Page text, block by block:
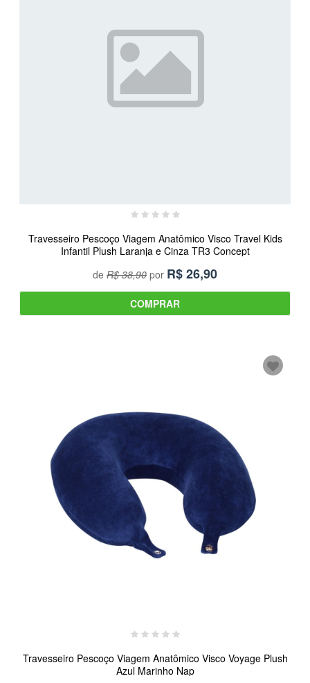
Travesseiro Pescoço Viagem Anatômico Visco Travel Kids
Infantil Plush Laranja e Cinza TR3 Concept
de R$ 38,90 por R$26,90
COMPRAR
Travesseiro Pescoço Viagem Anatômico Visco Voyage Plush
Azul Marinho Nap